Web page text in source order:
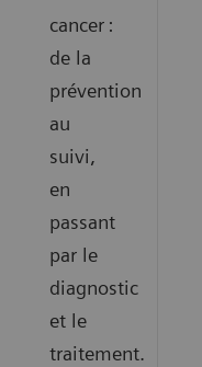
cancer :
de la
prévention
au
suivi,
en
passant
par le
diagnostic
et le
traitement.